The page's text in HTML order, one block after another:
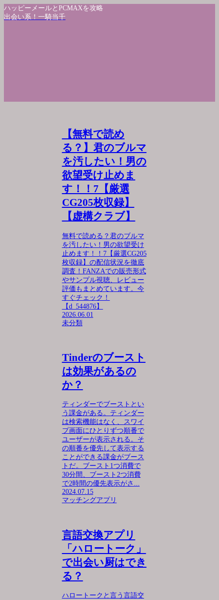
ハッピーメールとPCMAXを攻略
出会い系！一騎当千
【無料で読め
る？】君のブルマ
を汚したい！男の
欲望受け止めま
す！！7【厳選
CG205枚収録】
【虚構クラブ】
無料で読める？君のブルマ
を汚したい！男の欲望受け
止めます！！7【厳選CG205
枚収録】の配信状況を徹底
調査！FANZAでの販売形式
やサンプル視聴、レビュー
評価もまとめています。今
すぐチェック！
【d_544876】
2026.06.01
未分類
Tinderのブースト
は効果があるの
か？
ティンダーでブーストとい
う課金がある。ティンダー
は検索機能はなく、スワイ
プ画面にひとりずつ順番で
ユーザーが表示される。そ
の順番を優先して表示する
ことができる課金がブース
トだ。ブースト1つ消費で
30分間、ブースト2つ消費
で2時間の優先表示がさ...
2024.07.15
マッチングアプリ
言語交換アプリ
「ハロートーク」
で出会い厨はでき
る？
ハロートークと言う言語交